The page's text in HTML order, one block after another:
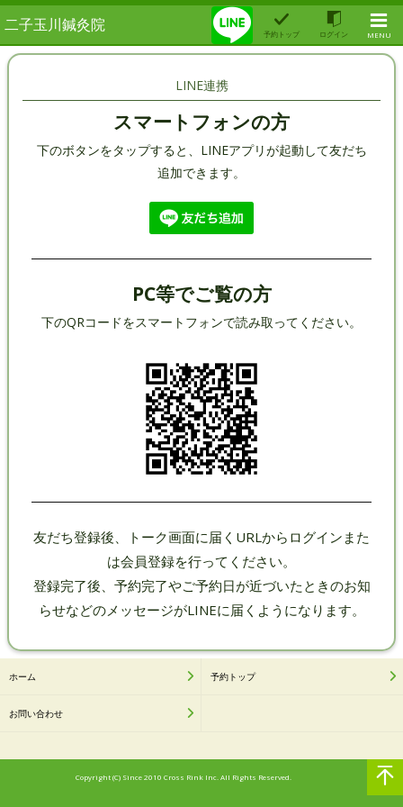
二子玉川鍼灸院 予約トップ ログイン MENU
LINE連携
スマートフォンの方
下のボタンをタップすると、LINEアプリが起動して友だち
追加できます。
PC等でご覧の方
下のQRコードをスマートフォンで読み取ってください。
友だち登録後、トーク画面に届くURLからログインまた
は会員登録を行ってください。
登録完了後、予約完了やご予約日が近づいたときのお知
ホーム 予約トップ
お問い合わせ
Copyright (C) Since 2010 Cross Rink Inc. All Rights Reserved.